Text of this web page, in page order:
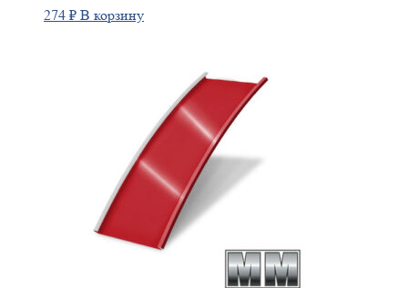
274 ₽ В корзину